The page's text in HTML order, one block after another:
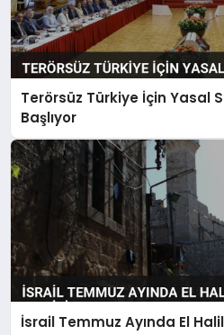
Terörsüz Türkiye İçin Yasal
Başlıyor
İsrail Temmuz Ayında El